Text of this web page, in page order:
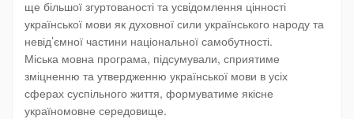
ще більшої згуртованості та усвідомлення цінності
української мови як духовної сили українського народу та
невід’ємної частини національної самобутності.
Міська мовна програма, підсумували, сприятиме
зміцненню та утвердженню української мови в усіх
сферах суспільного життя, формуватиме якісне
україномовне середовище.